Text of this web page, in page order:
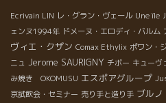
Ecrivain LIN レ・グラン・ヴェール Une île
ェンヌ1994年 ドメーヌ・エロディ・バルム
ヴィエ・クザン Comax Ethylix ポワン・
ニュ Jerome SAURIGNY チボー キュー
み焼き OKOMUSU エスポアグループ
京試飲会・セミナー 売り手と造り手 ブルノ